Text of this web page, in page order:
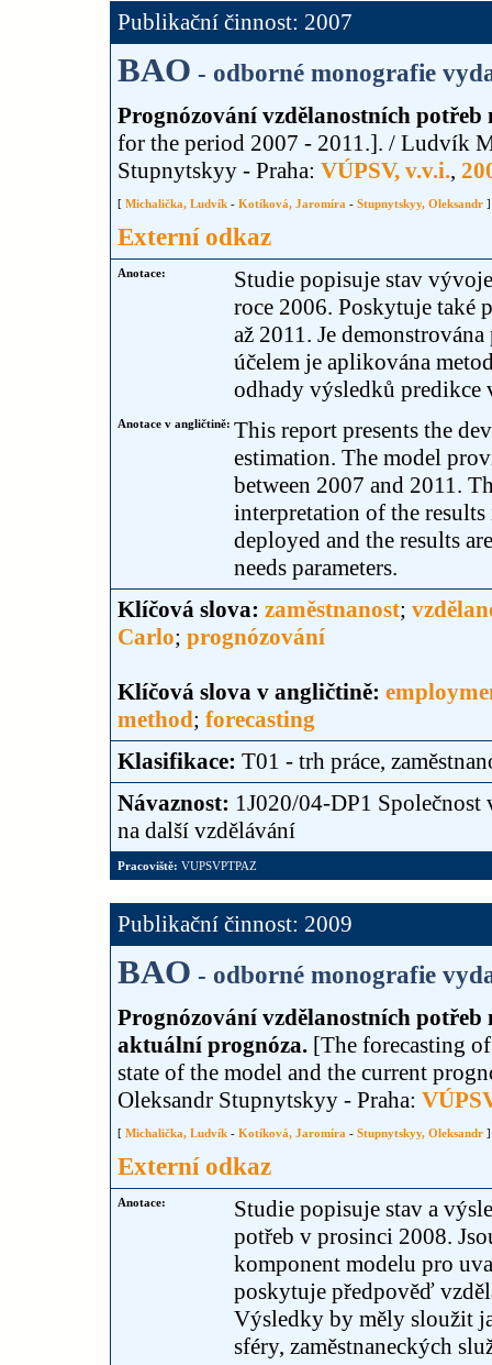
Publikační činnost: 2007
BAO - odborné monografie
Prognózování vzdělanostních potřeb
for the period 2007 - 2011.]. / Ludvík
Stupnytskyy - Praha: VÚPSV, v.v.i.,
[ Michalička, Ludvík - Kotíková, Jaromíra - Stupnytskyy, Oleksandr ]
Externí odkaz
Anotace:
Studie popisuje stav
roce 2006. Poskytuje také
až 2011. Je
účelem je aplikována
odhady výsledků predikce
Anotace v angličtině: This report presents the
estimation. The model
between 2007 and 2011.
interpretation of the
deployed and the results
needs parameters.
Klíčová slova: zaměstnanost;
Carlo; prognózování
Klíčová slova v angličtině:
method; forecasting
Klasifikace: T01 - trh práce,
Návaznost: 1J020/04-DP1
na další vzdělávání
Pracoviště: VUPSVPTPAZ
Publikační činnost: 2009
BAO - odborné monografie
Prognózování vzdělanostních potřeb
aktuální prognóza. [The forecasting
state of the model and the current
Oleksandr Stupnytskyy - Praha:
[ Michalička, Ludvík - Kotíková, Jaromíra - Stupnytskyy, Oleksandr ]
Externí odkaz
Anotace:
Studie popisuje stav a
potřeb v prosinci 2008.
komponent modelu pro
poskytuje předpověď
Výsledky by měly sloužit
sféry, zaměstnaneckých